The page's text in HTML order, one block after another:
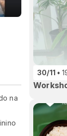
na
30/11